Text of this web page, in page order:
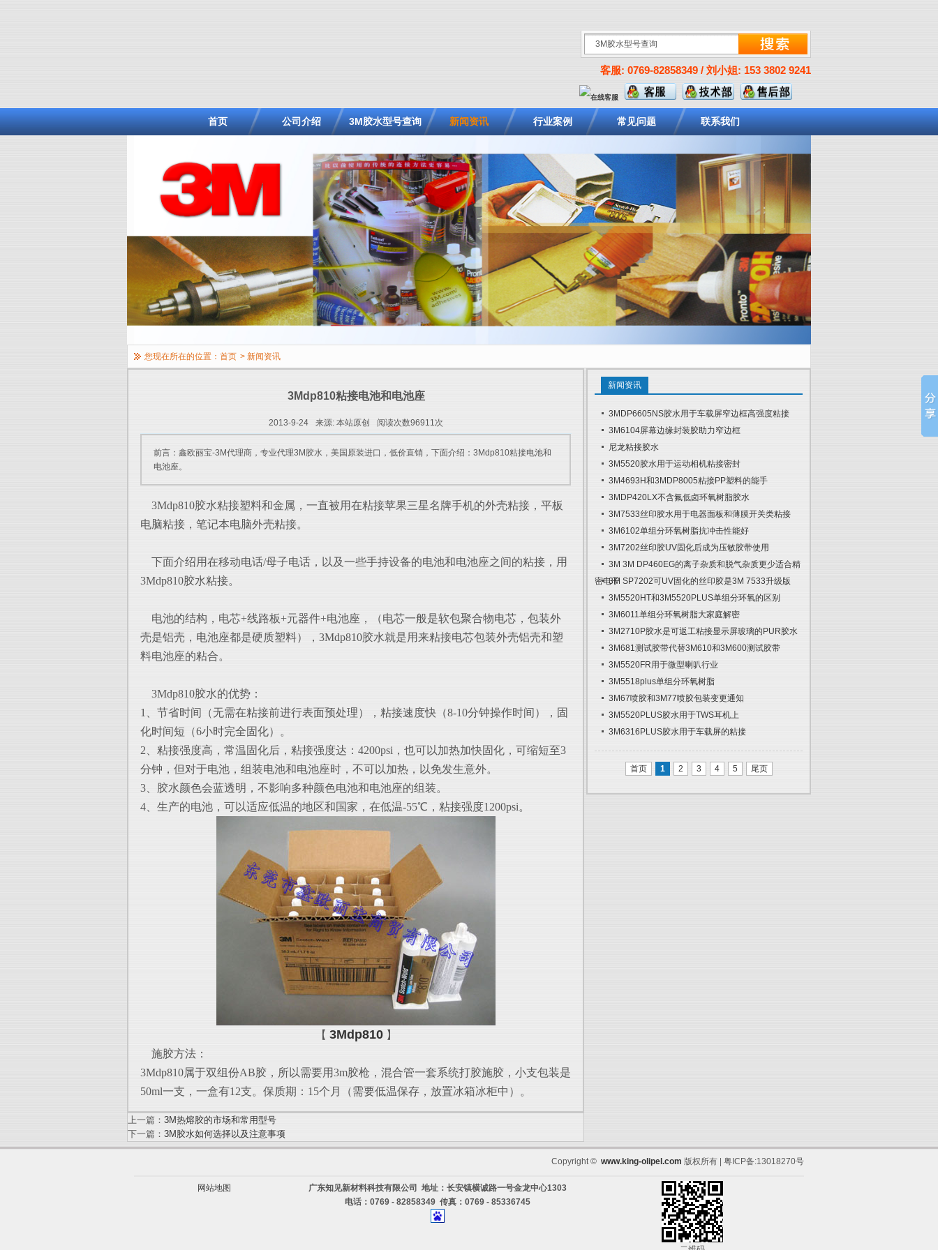
客服: 0769-82858349 / 刘小姐: 153 3802 9241
首页 公司介绍 3M胶水型号查询 新闻资讯 行业案例 常见问题 联系我们
您现在所在的位置： 首页 > 新闻资讯
3Mdp810粘接电池和电池座
2013-9-24 来源: 本站原创 阅读次数96911次
前言：鑫欧丽宝-3M代理商，专业代理3M胶水，美国原装进口，低价直销，下面介绍：3Mdp810粘接电池和
电池座。
3Mdp810胶水粘接塑料和金属，一直被用在粘接苹果三星名牌手机的外壳粘接，平板
电脑粘接，笔记本电脑外壳粘接。
下面介绍用在移动电话/母子电话，以及一些手持设备的电池和电池座之间的粘接， 用
3Mdp810胶水粘接。
电池的结构，电芯+线路板+元器件+电池座，（电芯一般是软包聚合物电芯，包装外
壳是铝壳，电池座都是硬质塑料），3Mdp810胶水就是用来粘接电芯包装外壳铝壳和塑
料电池座的粘合。
3Mdp810胶水的优势：
1、节省时间（无需在粘接前进行表面预处理），粘接速度快（8-10分钟操作时间），固
化时间短（6小时完全固化）。
2、粘接强度高，常温固化后，粘接强度达：4200psi，也可以加热加快固化，可缩短至3
分钟，但对于电池，组装电池和电池座时，不可以加热，以免发生意外。
3、胶水颜色会蓝透明，不影响多种颜色电池和电池座的组装。
4、生产的电池，可以适应低温的地区和国家，在低温-55℃，粘接强度1200psi。
【 3Mdp810】
施胶方法：
3Mdp810属于双组份AB胶，所以需要用3m胶枪，混合管一套系统打胶施胶，小支包装是
50ml一支，一盒有12支。保质期：15个月（需要低温保存，放置冰箱冰柜中）。
新闻资讯
3MDP6605NS胶水用于车载屏窄边框高强度粘接
3M6104屏幕边缘封装胶助力窄边框
尼龙粘接胶水
3M5520胶水用于运动相机粘接密封
3M4693H和3MDP8005粘接PP塑料的能手
3MDP420LX不含氟低卤环氧树脂胶水
3M7533丝印胶水用于电器面板和薄膜开关类粘接
3M6102单组分环氧树脂抗冲击性能好
3M7202丝印胶UV固化后成为压敏胶带使用
3M 3M DP460EG的离子杂质和脱气杂质更少适合精
密电子3M SP7202可UV固化的丝印胶是3M 7533升级版
3M5520HT和3M5520PLUS单组分环氧的区别
3M6011单组分环氧树脂大家庭解密
3M2710P胶水是可返工粘接显示屏玻璃的PUR胶水
3M681测试胶带代替3M610和3M600测试胶带
3M5520FR用于微型喇叭行业
3M5518plus单组分环氧树脂
3M67喷胶和3M77喷胶包装变更通知
3M5520PLUS胶水用于TWS耳机上
3M6316PLUS胶水用于车载屏的粘接
首页 1 2 3 4 5 尾页
上一篇： 3M热熔胶的市场和常用型号
下一篇： 3M胶水如何选择以及注意事项
Copyright © www.king-olipel.com 版权所有 | 粤ICP备:13018270号
网站地图
广东知见新材料科技有限公司 地址：长安镇横诚路一号金龙中心1303
电话：0769 - 82858349 传真：0769 - 85336745